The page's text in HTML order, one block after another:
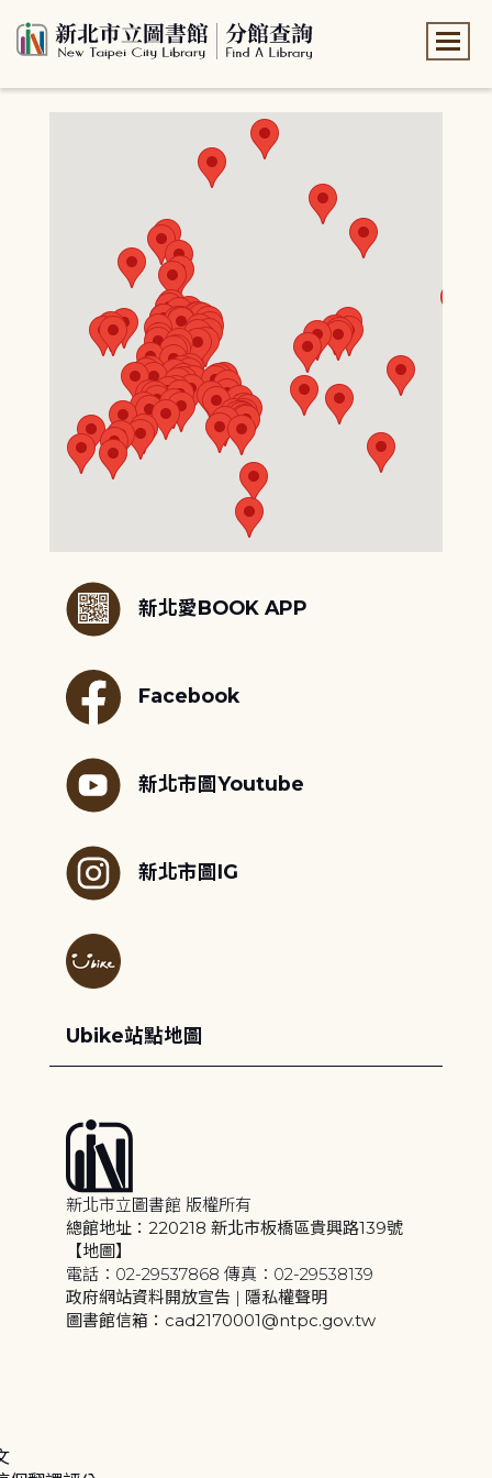
新北愛BOOK APP
Facebook
新北市圖Youtube
新北市圖IG
Ubike站點地圖
新北市立圖書館 版權所有
總館地址：220218 新北市板橋區貴興路139號
【地圖】
電話：02-29537868 傳真：02-29538139
政府網站資料開放宣告 | 隱私權聲明
圖書館信箱：cad2170001@ntpc.gov.tw